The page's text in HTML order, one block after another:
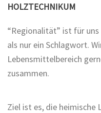
HOLZTECHNIKUM
“Regionalität” ist für
als nur ein Schlagwort.
Lebensmittelbereich
zusammen.
Ziel ist es, die heimische